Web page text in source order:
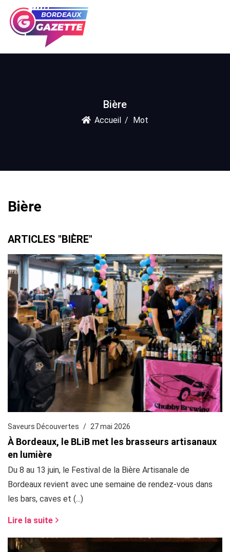
Bière
Accueil Mot
Bière
ARTICLES "BIÈRE"
Saveurs Découvertes 27 mai 2026
À Bordeaux, le BLiB met les brasseurs artisanaux
en lumière
Du 8 au 13 juin, le Festival de la Bière Artisanale de
Bordeaux revient avec une semaine de rendez-vous dans
les bars, caves et (...)
Lire la suite